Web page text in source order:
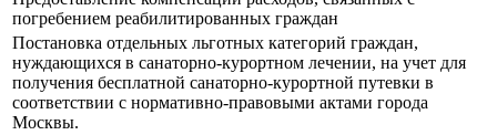
погребением реабилитированных граждан
Постановка отдельных льготных категорий граждан,
нуждающихся в санаторно-курортном лечении, на учет для
получения бесплатной санаторно-курортной путевки в
соответствии с нормативно-правовыми актами города
Москвы.